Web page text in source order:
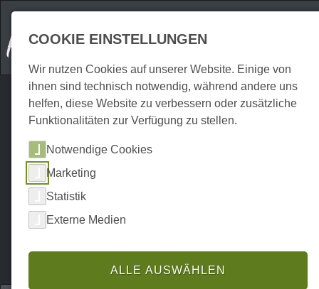
COOKIE EINSTELLUNGEN
Wir nutzen Cookies auf unserer Website. Einige von
ihnen sind technisch notwendig, während andere uns
helfen, diese Website zu verbessern oder zusätzliche
Funktionalitäten zur Verfügung zu stellen.
Notwendige Cookies
Marketing
Statistik
Externe Medien
ALLE AUSWÄHLEN